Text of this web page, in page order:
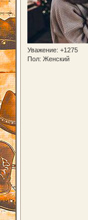
Уважение: +1275
Пол: Женский